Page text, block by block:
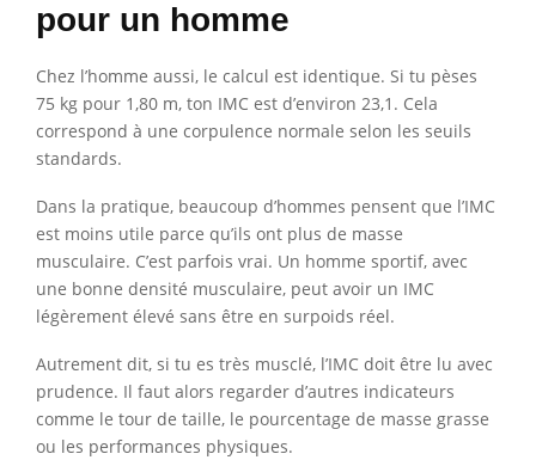
pour un homme
Chez l’homme aussi, le calcul est identique. Si tu pèses
75 kg pour 1,80 m, ton IMC est d’environ 23,1. Cela
correspond à une corpulence normale selon les seuils
standards.
Dans la pratique, beaucoup d’hommes pensent que l’IMC
est moins utile parce qu’ils ont plus de masse
musculaire. C’est parfois vrai. Un homme sportif, avec
une bonne densité musculaire, peut avoir un IMC
légèrement élevé sans être en surpoids réel.
Autrement dit, si tu es très musclé, l’IMC doit être lu avec
prudence. Il faut alors regarder d’autres indicateurs
comme le tour de taille, le pourcentage de masse grasse
ou les performances physiques.